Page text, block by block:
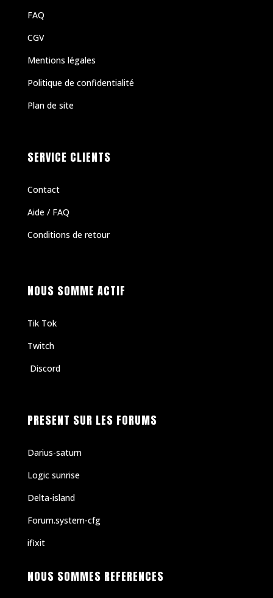
FAQ
CGV
Mentions légales
Politique de confidentialité
Plan de site
SERVICE CLIENTS
Contact
Aide / FAQ
Conditions de retour
NOUS SOMME ACTIF
Tik Tok
Twitch
Discord
PRESENT SUR LES FORUMS
Darius-saturn
Logic sunrise
Delta-island
Forum.system-cfg
ifixit
NOUS SOMMES REFERENCES